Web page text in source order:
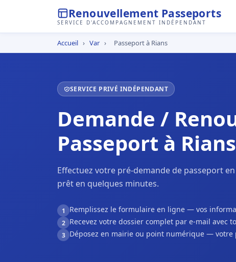
Renouvellement Passeports
SERVICE D'ACCOMPAGNEMENT INDÉPENDANT
Accueil › Var › Passeport à Rians
SERVICE PRIVÉ INDÉPENDANT
Demande /
Passeport à Rians
Effectuez votre pré-demande de passeport
prêt en quelques minutes.
1 Remplissez le formulaire en ligne — vos
2 Recevez votre dossier complet par e-mail avec
3 Déposez en mairie ou point numérique —